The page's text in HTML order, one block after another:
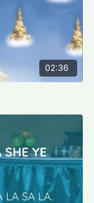
02:36